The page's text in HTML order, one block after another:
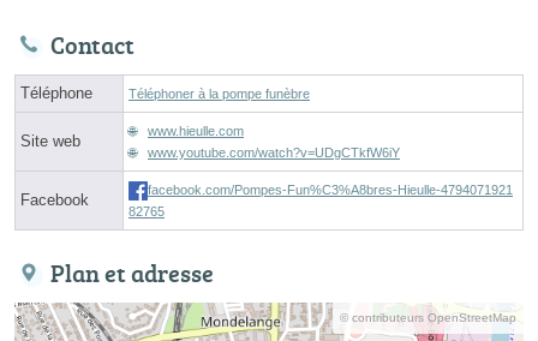
Contact
Téléphone Téléphoner à la pompe funèbre
Site web
www.hieulle.com
www.youtube.com/watch?v=UDgCTkfW6iY
Facebook
facebook.com/Pompes-Fun%C3%A8bres-Hieulle-4794071921
82765
Plan et adresse
© contributeurs OpenStreetMap